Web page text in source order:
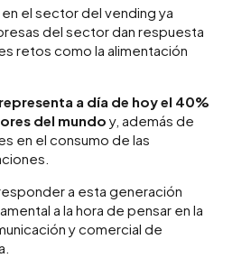
el sector del vending ya
del sector dan respuesta
retos como la alimentación
a día de hoy el 40%
del mundo y, además de
en el consumo de las
a esta generación
a la hora de pensar en la
y comercial de